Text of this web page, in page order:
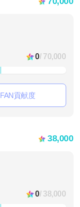
0/ 70,000
FAN貢献度
38,000
0/ 38,000